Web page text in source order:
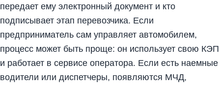
передает ему электронный документ и кто
подписывает этап перевозчика. Если
предприниматель сам управляет автомобилем,
процесс может быть проще: он использует свою КЭП
и работает в сервисе оператора. Если есть наемные
водители или диспетчеры, появляются МЧД,